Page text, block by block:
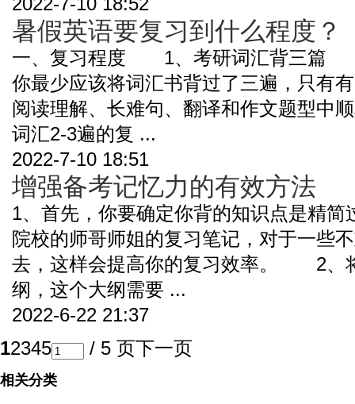
暑假英语要复习到什么程度？
一、复习程度 1、考研词汇背三篇
你最少应该将词汇书背过了三遍，只有
阅读理解、长难句、翻译和作文题型
词汇2-3遍的复 ...
2022-7-10 18:51
增强备考记忆力的有效方法
1、首先，你要确定你背的知识点是精
院校的师哥师姐的复习笔记，对于一些
去，这样会提高你的复习效率。 2、
纲，这个大纲需要 ...
2022-6-22 21:37
12345 / 5 页下一页
相关分类